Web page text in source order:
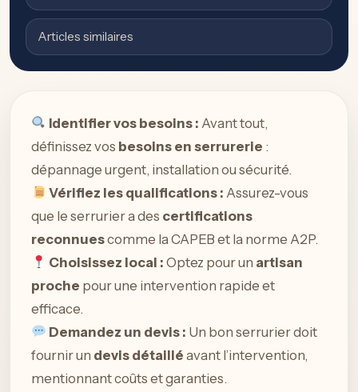
Articles similaires
Identifier vos besoins : Avant tout,
définissez vos besoins en serrurerie :
dépannage urgent, installation ou sécurité.
Vérifiez les qualifications : Assurez-vous
que le serrurier a des certifications
reconnuescomme la CAPEB et la norme A2P.
Choisissez local : Optez pour un artisan
proche pour une intervention rapide et
efficace.
Demandez un devis : Un bon serrurier doit
fournir un devis détaillé avant l’intervention,
mentionnant coûts et garanties.